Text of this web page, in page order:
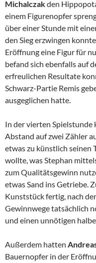
Michalczakden
einem Figurenopfer
über einer Stunde mit
den Sieg erzwingen
Eröffnung eine Figur für
befand sich ebenfalls auf
erfreulichen Resultate
Schwarz-Partie Remis
ausgeglichen hatte.
In der vierten Spielstunde
Abstand auf zwei Zähler
etwas zu künstlich
wollte, was Stephan
zum Qualitätsgewinn
etwas Sand ins Getriebe.
Kunststück fertig, nach
Gewinnwege tatsächlich
und einen unnötigen
Außerdem hatten
Bauernopfer in der